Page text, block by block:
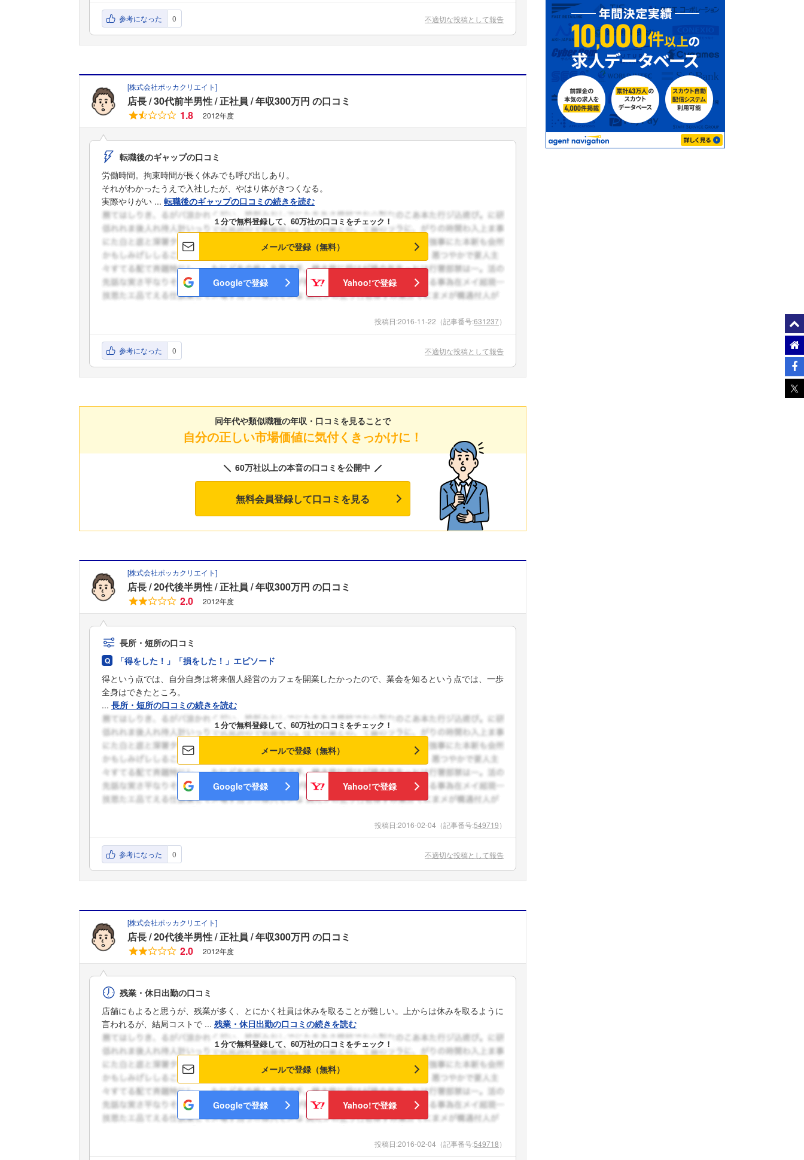
フォローしました
こちらの企業もフォローしませんか？
参考になった 0 不適切な投稿として報告
[株式会社ポッカクリエイト]
店長 30代前半男性 正社員 年収300万円 の口コミ
1.8
2012年度
転職後のギャップの口コミ
労働時間。拘束時間が長く休みでも呼び出しあり。
それがわかったうえで入社したが、やはり体がきつくなる。
実際やりがい ... 転職後のギャップの口コミの続きを読む
１分で無料登録して、60万社の口コミをチェック！
メールで登録（無料）
Googleで登録 Yahoo!で登録
投稿日:2016-11-22 （記事番号:631237）
参考になった 0 不適切な投稿として報告
同年代や類似職種の年収・口コミを見ることで
自分の正しい市場価値に気付くきっかけに！
60万社以上の本音の口コミを公開中
無料会員登録して口コミを見る
[株式会社ポッカクリエイト]
店長 20代後半男性 正社員 年収300万円 の口コミ
2.0
2012年度
長所・短所の口コミ
「得をした！」「損をした！」エピソード
得という点では、自分自身は将来個人経営のカフェを開業したかったので、業会を知るという点では、一歩
全身はできたところ。
... 長所・短所の口コミの続きを読む
１分で無料登録して、60万社の口コミをチェック！
メールで登録（無料）
Googleで登録 Yahoo!で登録
投稿日:2016-02-04 （記事番号:549719）
参考になった 0 不適切な投稿として報告
[株式会社ポッカクリエイト]
店長 20代後半男性 正社員 年収300万円 の口コミ
2.0
2012年度
残業・休日出勤の口コミ
店舗にもよると思うが、残業が多く、とにかく社員は休みを取ることが難しい。上からは休みを取るように
言われるが、結局コストで ... 残業・休日出勤の口コミの続きを読む
１分で無料登録して、60万社の口コミをチェック！
メールで登録（無料）
Googleで登録 Yahoo!で登録
投稿日:2016-02-04 （記事番号:549718）